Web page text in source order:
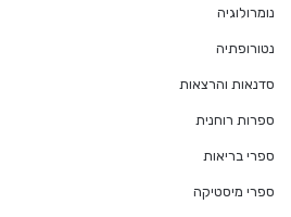
נומרולוגיה
נטורופתיה
סדנאות והרצאות
ספרות רוחנית
ספרי בריאות
ספרי מיסטיקה